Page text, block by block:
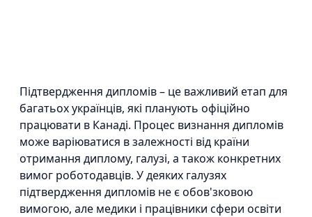
Підтвердження дипломів – це важливий етап для
багатьох українців, які планують офіційно
працювати в Канаді. Процес визнання дипломів
може варіюватися в залежності від країни
отримання диплому, галузі, а також конкретних
вимог роботодавців. У деяких галузях
підтвердження дипломів не є обов'зковою
вимогою, але медики і працівники сфери освіти